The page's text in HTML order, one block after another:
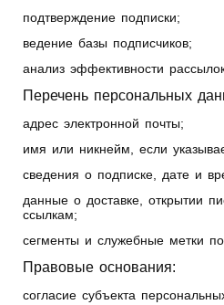
подтверждение подписки;
ведение базы подписчиков;
анализ эффективности
Перечень персональных
адрес электронной почты;
имя или никнейм, если
сведения о подписке, дате и
данные о доставке, открытии
ссылкам;
сегменты и служебные метки
Правовые основания:
согласие субъекта